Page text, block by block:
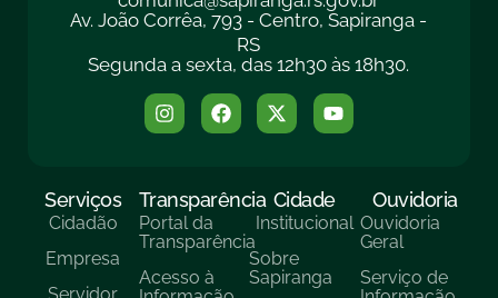
Av. João Corrêa, 793 - Centro, Sapiranga -
RS
Segunda a sexta, das 12h30 às 18h30.
Serviços
Cidadão
Empresa
Transparência
Portal da
Transparência
Acesso à
Cidade
Institucional
Sobre
Sapiranga
Ouvidoria
Ouvidoria
Geral
Serviço de